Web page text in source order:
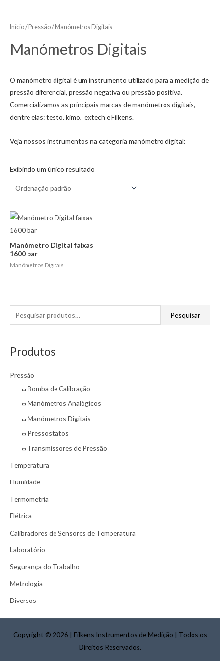
e
q
i
Pesquisar
Produtos
Pressão
Bomba de Calibração
Manómetros Analógicos
Manómetros Digitais
Pressostatos
Transmissores de Pressão
Temperatura
Humidade
Termometria
Elétrica
Calibradores de Sensores de Temperatura
Laboratório
Segurança do Trabalho
Metrologia
Diversos
Início/Pressão/ Manómetros Digitais
Manómetros Digitais
O manómetro digital é um instrumento utilizado para a medição de
pressão diferencial, pressão negativa ou pressão positiva.
Comercializamos as principais marcas de manómetros digitais,
dentre elas: testo, kimo, extech e Filkens.
Veja nossos instrumentos na categoria manómetro digital:
Exibindo um único resultado
Manómetro Digital faixas
1600 bar
Manómetros Digitais
Copyright © 2026 | Filkens Instrumentos de Medição | Todos os
Direitos Reservados.